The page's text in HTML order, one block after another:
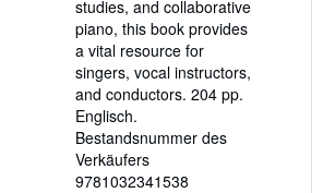
studies, and collaborative
piano, this book provides
a vital resource for
singers, vocal instructors,
and conductors. 204 pp.
Englisch.
Bestandsnummer des
Verkäufers
9781032341538